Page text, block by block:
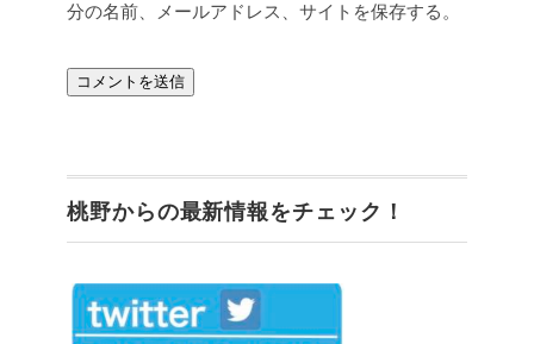
分の名前、メールアドレス、サイトを保存する。
桃野からの最新情報をチェック！